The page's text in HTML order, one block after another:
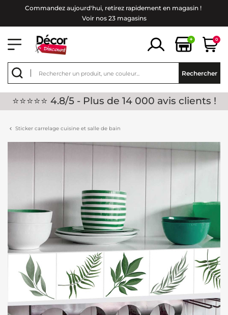
Commandez aujourd'hui, retirez rapidement en magasin !
Voir nos 23 magasins
+ 0
Rechercher
⭐⭐⭐⭐⭐ 4.8/5 - Plus de 14 000 avis clients !
Sticker carrelage cuisine et salle de bain